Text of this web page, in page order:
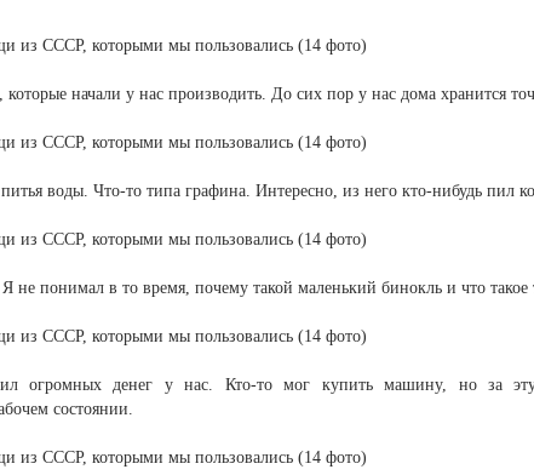
начали у нас производить. До сих пор у нас дома хранится
воды. Что-то типа графина. Интересно, из него кто-нибудь пил
понимал в то время, почему такой маленький бинокль и что такое
огромных денег у нас. Кто-то мог купить машину, но за
состоянии.